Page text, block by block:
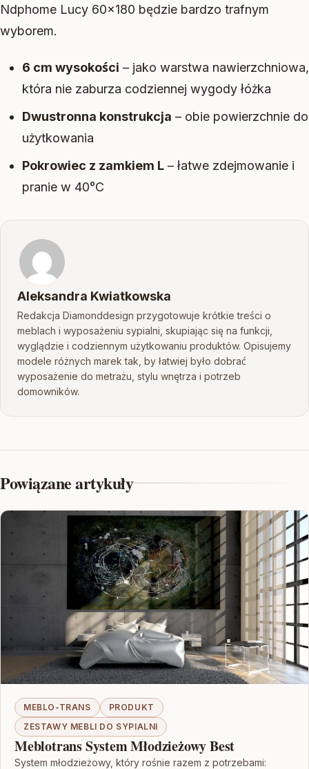
Ndphome Lucy 60×180 będzie bardzo trafnym
wyborem.
6 cm wysokości – jako warstwa nawierzchniowa,
która nie zaburza codziennej wygody łóżka
Dwustronna konstrukcja – obie powierzchnie do
użytkowania
Pokrowiec z zamkiem L– łatwe zdejmowanie i
pranie w 40°C
Aleksandra Kwiatkowska
Redakcja Diamonddesign przygotowuje krótkie treści o
meblach i wyposażeniu sypialni, skupiając się na funkcji,
wyglądzie i codziennym użytkowaniu produktów. Opisujemy
modele różnych marek tak, by łatwiej było dobrać
wyposażenie do metrażu, stylu wnętrza i potrzeb
domowników.
Powiązane artykuły
MEBLO-TRANS
PRODUKT
ZESTAWY MEBLI DO SYPIALNI
Meblotrans System Młodzieżowy Best
System młodzieżowy, który rośnie razem z potrzebami: